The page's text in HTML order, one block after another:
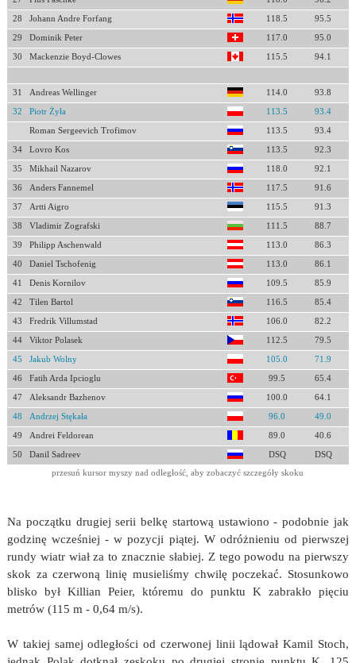
28 Johann Andre Forfang 118.5 95.5
29 Dominik Peter 117.0 95.0
30 Mackenzie Boyd-Clowes 115.5 94.1
31 Andreas Wellinger 114.0 93.8
32 Piotr Żyła 113.5 93.4
Roman Sergeevich Trofimov 113.5 93.4
34 Lovro Kos 113.5 92.3
35 Mikhail Nazarov 118.0 92.1
36 Anders Fannemel 117.5 91.6
37 Artti Aigro 115.5 91.3
38 Vladimir Zografski 111.5 88.7
39 Philipp Aschenwald 113.0 86.3
40 Daniel Tschofenig 113.0 86.1
41 Denis Kornilov 109.5 85.9
42 Tilen Bartol 116.5 85.4
43 Fredrik Villumstad 106.0 82.2
44 Viktor Polasek 112.5 79.5
45 Jakub Wolny 105.0 71.9
46 Fatih Arda Ipcioglu 99.5 65.4
47 Aleksandr Bazhenov 100.0 64.1
48 Andrzej Stękała 96.0 49.0
49 Andrei Feldorean 89.0 40.6
50 Danil Sadreev DSQ DSQ
przesuń kursor myszy nad odległość, aby zobaczyć szczegóły skoku
Na początku drugiej serii belkę startową ustawiono - podobnie jak
godzinę wcześniej - w pozycji piątej. W odróżnieniu od pierwszej
rundy wiatr wiał za to znacznie słabiej. Z tego powodu na pierwszy
skok za czerwoną linię musieliśmy chwilę poczekać. Stosunkowo
blisko był Killian Peier, któremu do punktu K zabrakło pięciu
metrów (115 m - 0,64 m/s).
W takiej samej odległości od czerwonej linii lądował Kamil Stoch,